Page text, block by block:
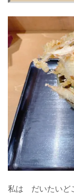
私は だいたいど